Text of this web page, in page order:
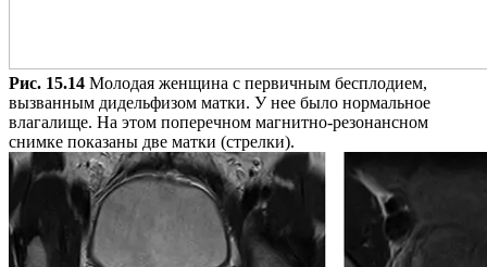
Рис. 15.14 Молодая женщина с первичным бесплодием,
вызванным дидельфизом матки. У нее было нормальное
влагалище. На этом поперечном магнитно-резонансном
снимке показаны две матки (стрелки).